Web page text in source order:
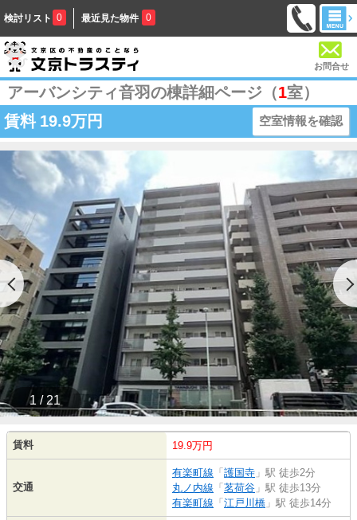
検討リスト 0 最近見た物件 0
お問合せ
アーバンシティ音羽の棟詳細ページ（1室）
賃料 19.9万円 空室情報を確認
1 / 21
賃料 19.9万円
交通
有楽町線 「 護国寺 」駅 徒歩2分
丸ノ内線 「 茗荷谷 」駅 徒歩13分
有楽町線 「 江戸川橋 」駅 徒歩14分